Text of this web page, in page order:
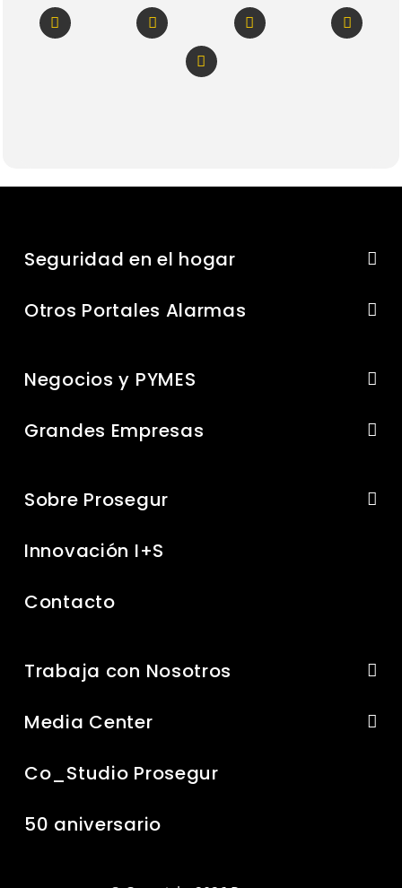
Seguridad en el hogar
Otros Portales Alarmas
Negocios y PYMES
Grandes Empresas
Sobre Prosegur
Innovación I+S
Contacto
Trabaja con Nosotros
Media Center
Co_Studio Prosegur
50 aniversario